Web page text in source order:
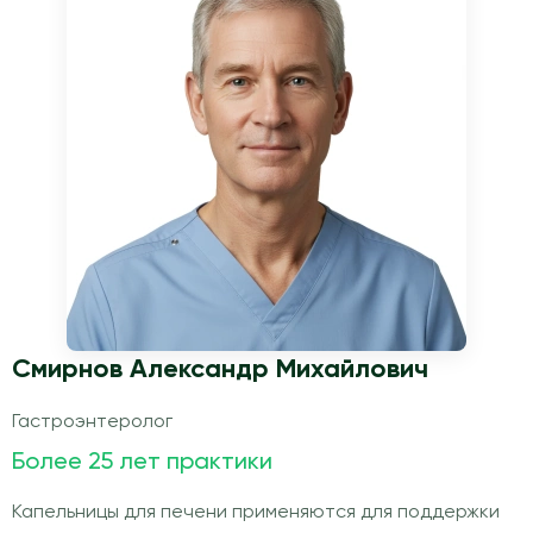
Смирнов Александр Михайлович
Гастроэнтеролог
Более 25 лет практики
Капельницы для печени применяются для поддержки